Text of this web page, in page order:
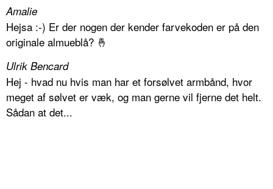
Amalie
Hejsa :-) Er der nogen der kender farvekoden er på den
originale almueblå? 🤞
Ulrik Bencard
Hej - hvad nu hvis man har et forsølvet armbånd, hvor
meget af sølvet er væk, og man gerne vil fjerne det helt.
Sådan at det...